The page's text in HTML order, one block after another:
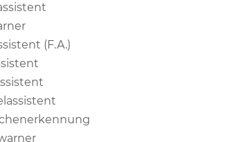
(F.A.)